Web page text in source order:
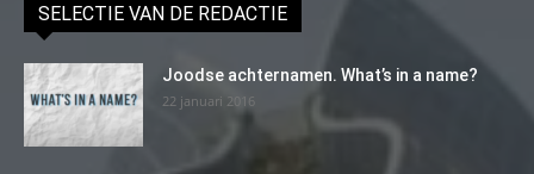
SELECTIE VAN DE REDACTIE
Joodse achternamen. What’s in a name?
22 januari 2016